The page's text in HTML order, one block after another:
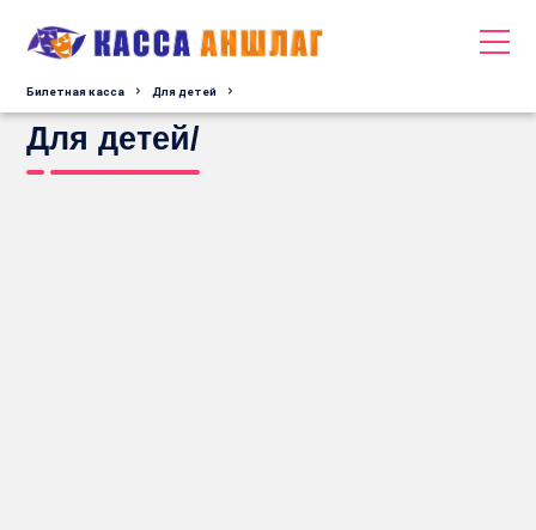
Билетная касса Для детей
Для детей/